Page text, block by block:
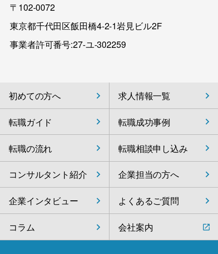
〒102-0072
東京都千代田区飯田橋4-2-1岩見ビル2F
事業者許可番号:27-ユ-302259
初めての方へ 求人情報一覧
転職ガイド 転職成功事例
転職の流れ 転職相談申し込み
コンサルタント紹介 企業担当の方へ
企業インタビュー よくあるご質問
コラム 会社案内